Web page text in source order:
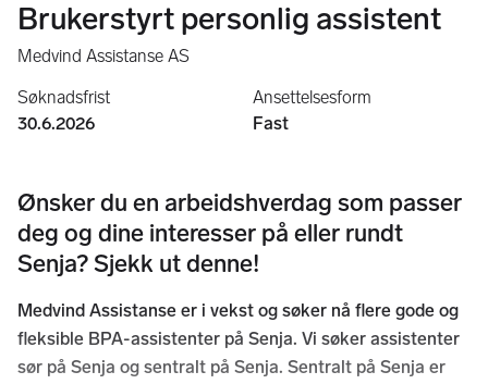
Brukerstyrt personlig assistent
Medvind Assistanse AS
Søknadsfrist
30.6.2026
Ansettelsesform
Fast
Ønsker du en arbeidshverdag som passer
deg og dine interesser på eller rundt
Senja? Sjekk ut denne!
Medvind Assistanse er i vekst og søker nå flere gode og
fleksible BPA-assistenter på Senja. Vi søker assistenter
sør på Senja og sentralt på Senja. Sentralt på Senja er